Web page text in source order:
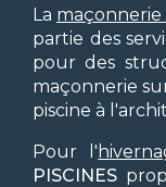
La maçonnerie
partie des
pour des
maçonnerie
piscine à
Pour l'
PISCINES